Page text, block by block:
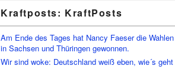
Kraftposts: KraftPosts
Am Ende des Tages hat Nancy Faeser die Wahlen
in Sachsen und Thüringen gewonnen.
Wir sind woke: Deutschland weiß eben, wie´s geht